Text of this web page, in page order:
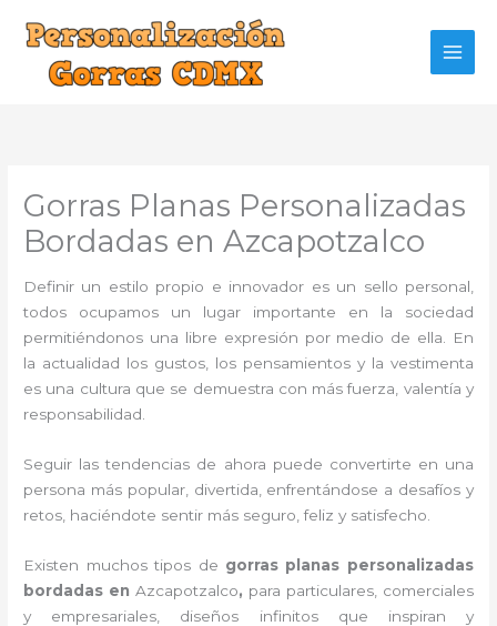
contenido
Gorras Planas Personalizadas
Bordadas en Azcapotzalco
Definir un estilo propio e innovador es un sello personal,
todos ocupamos un lugar importante en la sociedad
permitiéndonos una libre expresión por medio de ella. En
la actualidad los gustos, los pensamientos y la vestimenta
es una cultura que se demuestra con más fuerza, valentía y
responsabilidad.
Seguir las tendencias de ahora puede convertirte en una
persona más popular, divertida, enfrentándose a desafíos y
retos, haciéndote sentir más seguro, feliz y satisfecho.
Existen muchos tipos de gorras planas personalizadas
bordadas enAzcapotzalco, para particulares, comerciales
y empresariales, diseños infinitos que inspiran y